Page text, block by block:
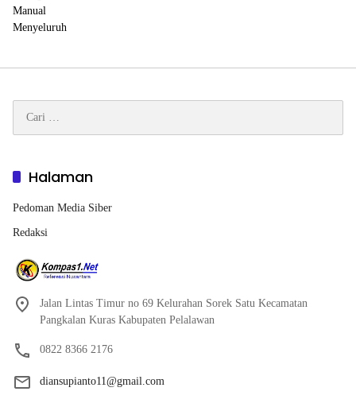
untuk:
Halaman
Pedoman Media Siber
Redaksi
Jalan Lintas Timur no 69 Kelurahan Sorek Satu Kecamatan
Pangkalan Kuras Kabupaten Pelalawan
0822 8366 2176
diansupianto11@gmail.com